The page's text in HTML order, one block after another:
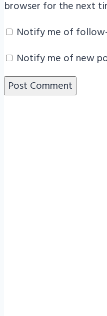
browser for the next
Notify me of
Notify me of new